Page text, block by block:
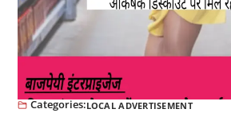
Categories:LOCAL ADVERTISEMENT